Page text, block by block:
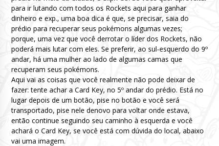
para ir lutando com todos os Rockets aqui para ganhar
dinheiro e exp., uma boa dica é que, se precisar, saia do
prédio para recuperar seus pokémons algumas vezes;
porque, uma vez que você derrotar o líder dos Rockets, não
poderá mais lutar com eles. Se preferir, ao sul-esquerdo do 9º
andar, há uma mulher ao lado de algumas camas que
recuperam seus pokémons.
Aqui vai as coisas que você realmente não pode deixar de
fazer: tente achar a Card Key, no 5º andar do prédio. Está no
lugar depois de um botão, pise no botão e você será
transportado, pise nele denovo para voltar onde estava,
então continue seguindo seu caminho à esquerda e você
achará o Card Key, se você está com dúvida do local, abaixo
vai uma imagem.